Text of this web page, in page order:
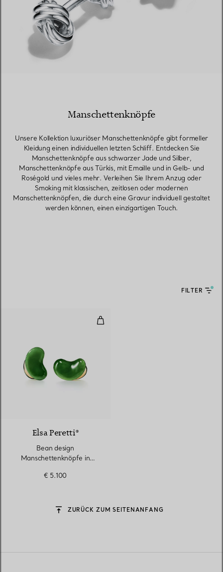
Manschettenknöpfe
Unsere Kollektion luxuriöser Manschettenknöpfe gibt formeller
Kleidung einen individuellen letzten Schliff. Entdecken Sie
Manschettenknöpfe aus schwarzer Jade und Silber,
Manschettenknöpfe aus Türkis, mit Emaille und in Gelb- und
Roségold und vieles mehr. Verleihen Sie Ihrem Anzug oder
Smoking mit klassischen, zeitlosen oder modernen
Manschettenknöpfen, die durch eine Gravur individuell gestaltet
werden können, einen einzigartigen Touch.
FILTER
Bean design
Elsa Peretti®
Bean design
Manschettenknöpfe in
Nephrit-Jade
€ 5.100
ZURÜCK ZUM SEITENANFANG